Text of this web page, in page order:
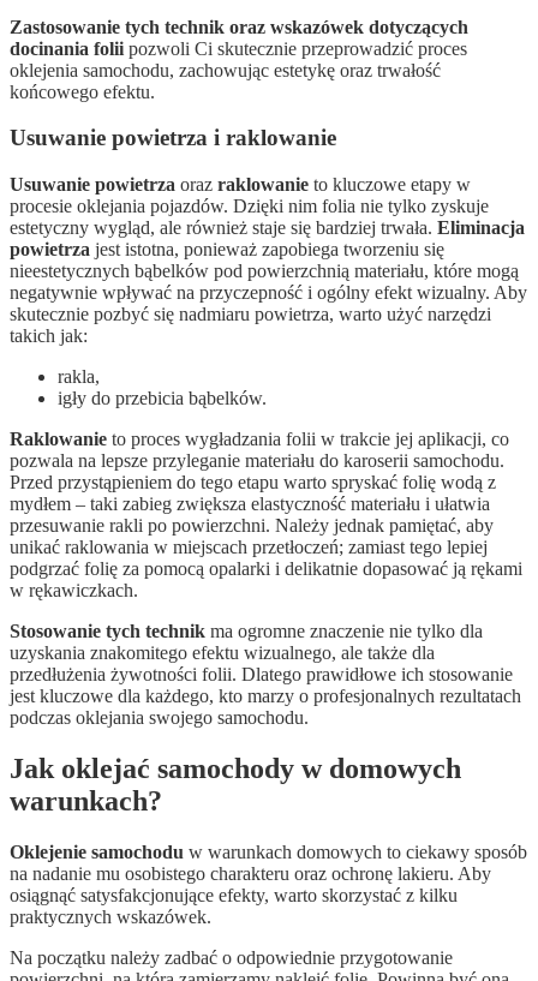
Zastosowanie tych technik oraz wskazówek dotyczących
docinania folii pozwoli Ci skutecznie przeprowadzić proces
oklejenia samochodu, zachowując estetykę oraz trwałość
końcowego efektu.
Usuwanie powietrza i raklowanie
Usuwanie powietrza oraz raklowanie to kluczowe etapy w
procesie oklejania pojazdów. Dzięki nim folia nie tylko zyskuje
estetyczny wygląd, ale również staje się bardziej trwała. Eliminacja
powietrza jest istotna, ponieważ zapobiega tworzeniu się
nieestetycznych bąbelków pod powierzchnią materiału, które mogą
negatywnie wpływać na przyczepność i ogólny efekt wizualny. Aby
skutecznie pozbyć się nadmiaru powietrza, warto użyć narzędzi
takich jak:
rakla,
igły do przebicia bąbelków.
Raklowanie to proces wygładzania folii w trakcie jej aplikacji, co
pozwala na lepsze przyleganie materiału do karoserii samochodu.
Przed przystąpieniem do tego etapu warto spryskać folię wodą z
mydłem – taki zabieg zwiększa elastyczność materiału i ułatwia
przesuwanie rakli po powierzchni. Należy jednak pamiętać, aby
unikać raklowania w miejscach przetłoczeń; zamiast tego lepiej
podgrzać folię za pomocą opalarki i delikatnie dopasować ją rękami
w rękawiczkach.
Stosowanie tych technik ma ogromne znaczenie nie tylko dla
uzyskania znakomitego efektu wizualnego, ale także dla
przedłużenia żywotności folii. Dlatego prawidłowe ich stosowanie
jest kluczowe dla każdego, kto marzy o profesjonalnych rezultatach
podczas oklejania swojego samochodu.
Jak oklejać samochody w domowych
warunkach?
Oklejenie samochodu w warunkach domowych to ciekawy sposób
na nadanie mu osobistego charakteru oraz ochronę lakieru. Aby
osiągnąć satysfakcjonujące efekty, warto skorzystać z kilku
praktycznych wskazówek.
Na początku należy zadbać o odpowiednie przygotowanie